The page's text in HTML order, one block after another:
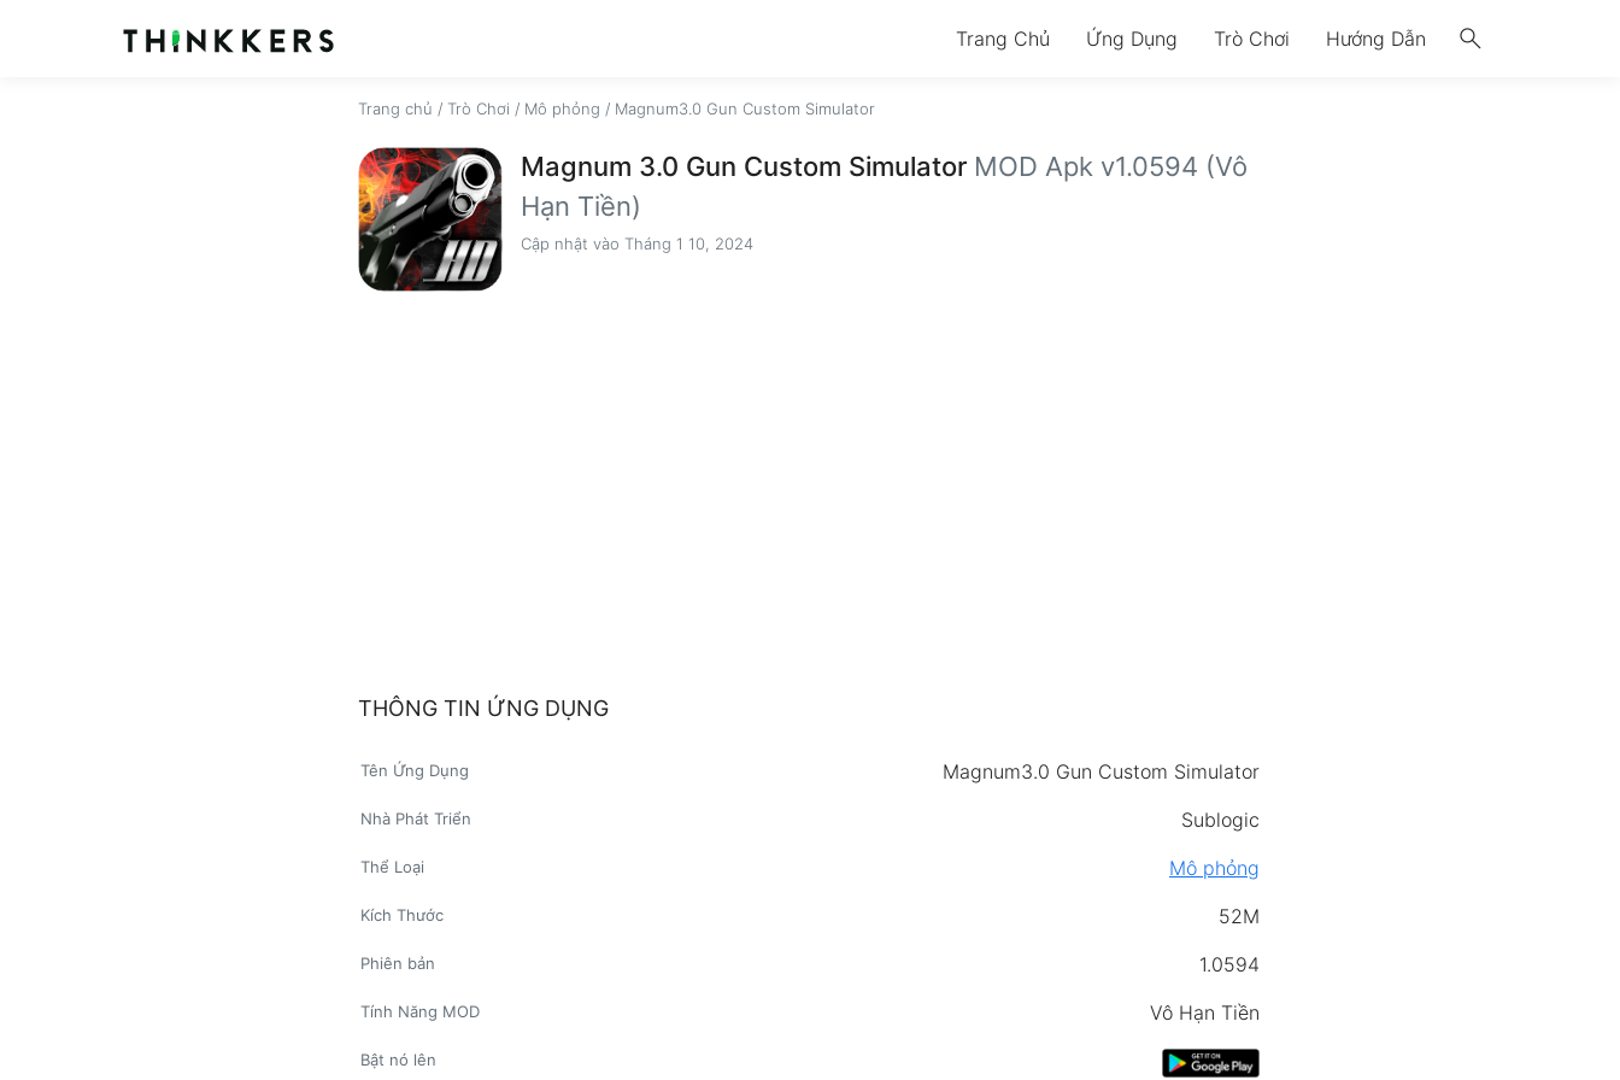
search
Trang Chủ Ứng Dụng Trò Chơi Hướng Dẫn
Trang chủ / Trò Chơi / Mô phỏng / Magnum3.0 Gun Custom Simulator
Magnum 3.0 Gun Custom SimulatorMOD Apk v1.0594 (Vô
Hạn Tiền)
Cập nhật vào Tháng 1 10, 2024
THÔNG TIN ỨNG DỤNG
Tên Ứng Dụng Magnum3.0 Gun Custom Simulator
Nhà Phát Triển Sublogic
Thể Loại Mô phỏng
Kích Thước 52M
Phiên bản 1.0594
Tính Năng MOD Vô Hạn Tiền
Bật nó lên